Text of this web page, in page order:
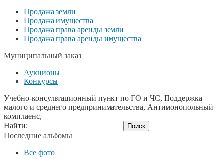
Продажа земли
Продажа имущества
Продажа права аренды земли
Продажа права аренды имущества
Муниципальный заказ
Аукционы
Конкурсы
Учебно-консультационный пункт по ГО и ЧС, Поддержка
малого и среднего предпринимательства, Антимонопольный
комплаенс,
Найти:
Последние альбомы
Все фото